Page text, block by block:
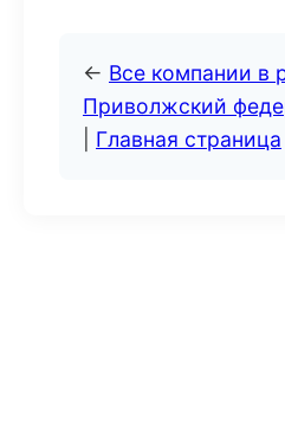
← Все компании в
Приволжский
Главная страница